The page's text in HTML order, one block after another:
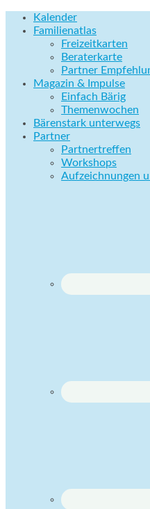
Kalender
Familienatlas
Freizeitkarten
Beraterkarte
Partner
Magazin & Impulse
Einfach Bärig
Themenwochen
Bärenstark unterwegs
Partner
Partnertreffen
Workshops
Aufzeichnungen